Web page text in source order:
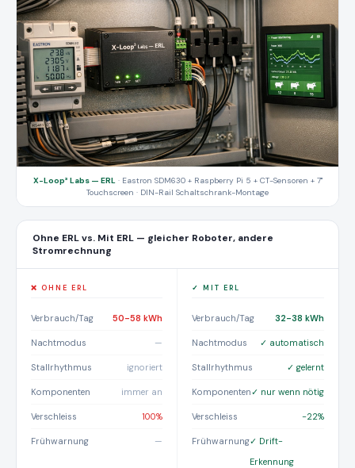
X-Loop³ Labs — ERL· Eastron SDM630 + Raspberry Pi 5 + CT-Sensoren + 7"
Touchscreen · DIN-Rail Schaltschrank-Montage
Ohne ERL vs. Mit ERL — gleicher Roboter, andere
Stromrechnung
❌ OHNE ERL
Verbrauch/Tag 50-58 kWh
Nachtmodus —
Stallrhythmus ignoriert
Komponenten immer an
Verschleiss 100%
Frühwarnung —
✓ MIT ERL
Verbrauch/Tag 32-38 kWh
Nachtmodus ✓ automatisch
Stallrhythmus ✓ gelernt
Komponenten✓ nur wenn nötig
Verschleiss −22%
Frühwarnung✓ Drift-
Erkennung